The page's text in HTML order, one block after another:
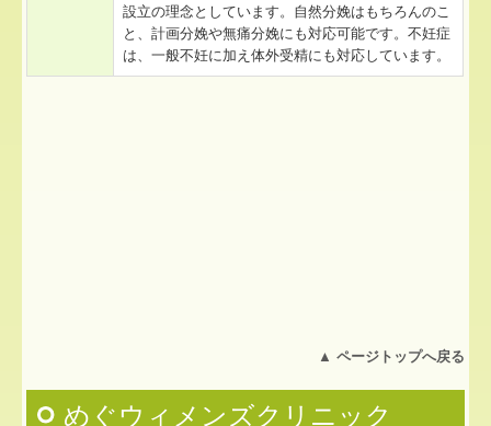
設立の理念としています。自然分娩はもちろんのこ
と、計画分娩や無痛分娩にも対応可能です。不妊症
は、一般不妊に加え体外受精にも対応しています。
▲ ページトップへ戻る
めぐウィメンズクリニック